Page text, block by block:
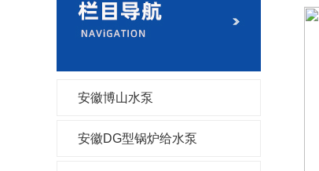
安徽博山水泵
安徽DG型锅炉给水泵